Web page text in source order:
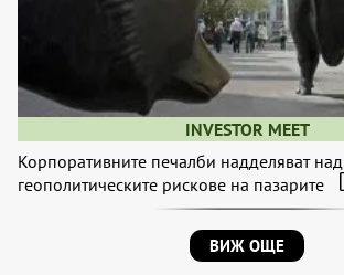
INVESTOR MEET
Корпоративните печалби надделяват над
геополитическите рискове на пазарите
ВИЖ ОЩЕ